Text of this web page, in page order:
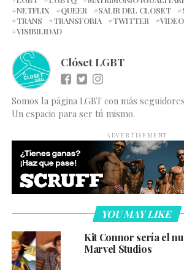
NETFLIX
QUEER SALIR DEL CLOSET
TRANS
TRANSFOBIA TWITTER VIDEO
VISIBILIDAD
Clóset LGBT
Somos la página LGBT con más
Un espacio para ser tú mismo.
ADVERTISEMENT
YOU MAY LIKE
Kit Connor sería el
Marvel Studios